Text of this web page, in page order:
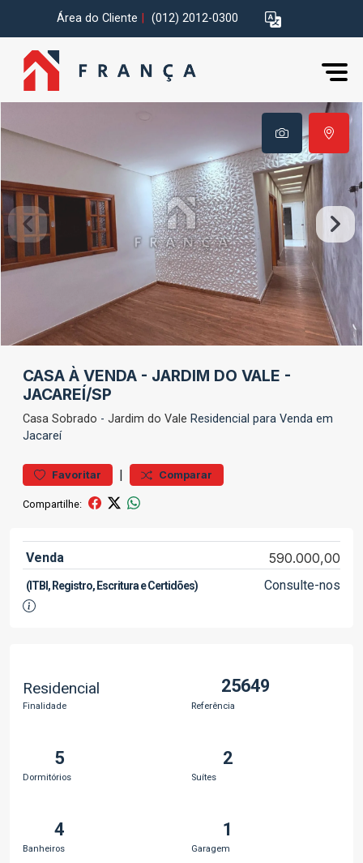
Área do Cliente (012) 2012-0300
CASA À VENDA - JARDIM DO VALE -
JACAREÍ/SP
Casa Sobrado - Jardim do Vale Residencial para Venda em
Jacareí
Favoritar | Comparar
Compartilhe:
Venda 590.000,00
(ITBI, Registro, Escritura e Certidões) Consulte-nos
Residencial
Finalidade
25649
Referência
5
Dormitórios
2
Suítes
4
Banheiros
1
Garagem